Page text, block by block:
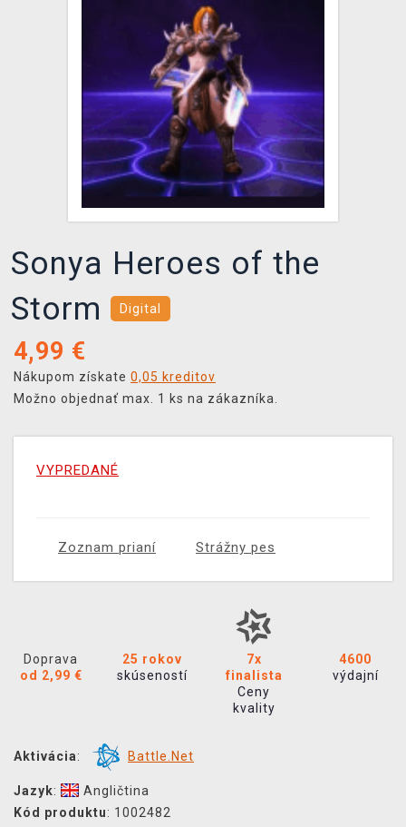
Sonya Heroes of the
Storm
Digital
4,99 €
Nákupom získate 0,05 kreditov
Možno objednať max. 1 ks na zákazníka.
VYPREDANÉ
Zoznam prianí Strážny pes
Doprava
od 2,99 €
25 rokov
skúseností
7x
finalista
Ceny
kvality
4600
výdajní
Aktivácia: Battle.Net
Jazyk:
Angličtina
Kód produktu: 1002482